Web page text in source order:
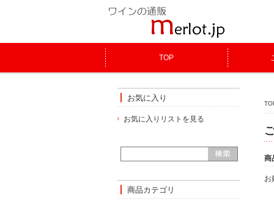
TOP
商
お
お気に入り
お気に入りリストを見る
商品カテゴリ